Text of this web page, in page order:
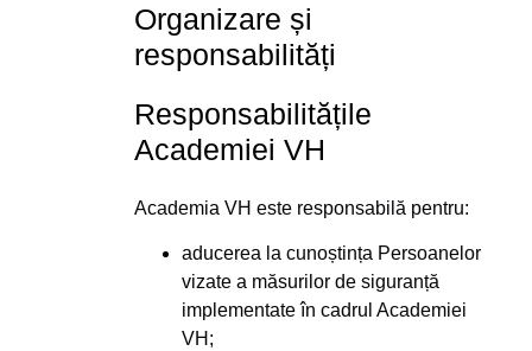
Organizare și
responsabilități
‍Responsabilitățile
Academiei VH
Academia VH este responsabilă pentru:
aducerea la cunoștința Persoanelor
vizate a măsurilor de siguranță
implementate în cadrul Academiei
VH;